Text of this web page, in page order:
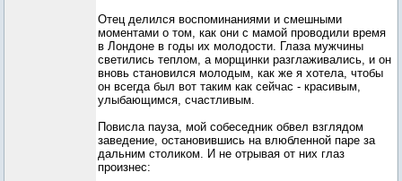
Отец делился воспоминаниями и смешными
моментами о том, как они с мамой проводили время
в Лондоне в годы их молодости. Глаза мужчины
светились теплом, а морщинки разглаживались, и он
вновь становился молодым, как же я хотела, чтобы
он всегда был вот таким как сейчас - красивым,
улыбающимся, счастливым.
Повисла пауза, мой собеседник обвел взглядом
заведение, остановившись на влюбленной паре за
дальним столиком. И не отрывая от них глаз
произнес: